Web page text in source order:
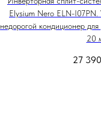
Elysium Nero ELN-
недорогой кондиционер
20
27 390